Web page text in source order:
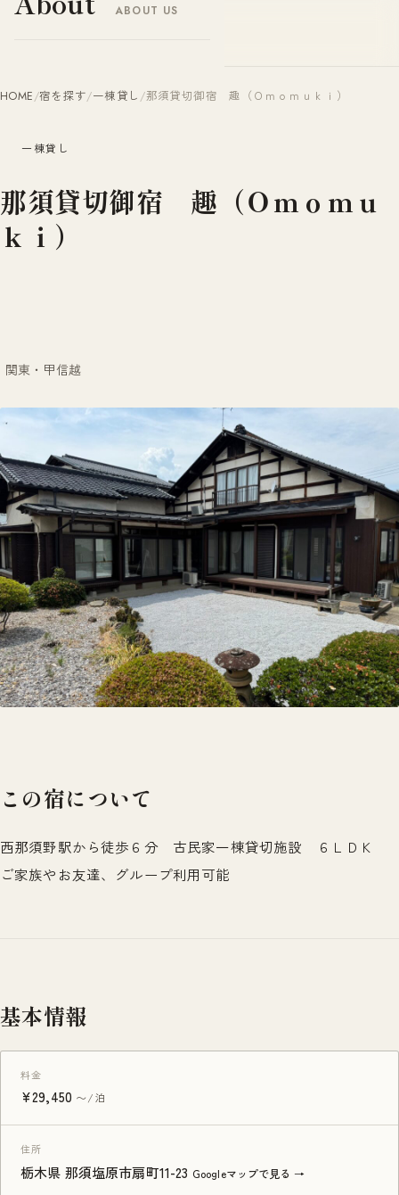
ABOUT US
HOME/宿を探す/一棟貸し /那須貸切御宿 趣（Ｏｍｏｍｕｋｉ）
一棟貸し
那須貸切御宿 趣（Ｏｍｏｍｕ
ｋｉ）
関東・甲信越
この宿について
西那須野駅から徒歩６分 古民家一棟貸切施設 ６ＬＤＫ
ご家族やお友達、グループ利用可能
基本情報
料金
¥29,450 〜/泊
住所
栃木県 那須塩原市扇町11-23 Googleマップで見る →